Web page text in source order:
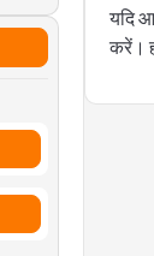
यदि
करें।